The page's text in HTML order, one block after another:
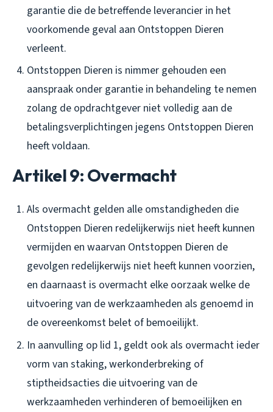
garantie die de betreffende leverancier in het
voorkomende geval aan Ontstoppen Dieren
verleent.
Ontstoppen Dieren is nimmer gehouden een
aanspraak onder garantie in behandeling te nemen
zolang de opdrachtgever niet volledig aan de
betalingsverplichtingen jegens Ontstoppen Dieren
heeft voldaan.
Artikel 9: Overmacht
Als overmacht gelden alle omstandigheden die
Ontstoppen Dieren redelijkerwijs niet heeft kunnen
vermijden en waarvan Ontstoppen Dieren de
gevolgen redelijkerwijs niet heeft kunnen voorzien,
en daarnaast is overmacht elke oorzaak welke de
uitvoering van de werkzaamheden als genoemd in
de overeenkomst belet of bemoeilijkt.
In aanvulling op lid 1, geldt ook als overmacht ieder
vorm van staking, werkonderbreking of
stiptheidsacties die uitvoering van de
werkzaamheden verhinderen of bemoeilijken en